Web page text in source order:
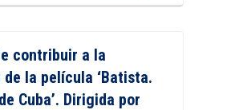
contribuir a la
la película ‘Batista.
Cuba’. Dirigida por